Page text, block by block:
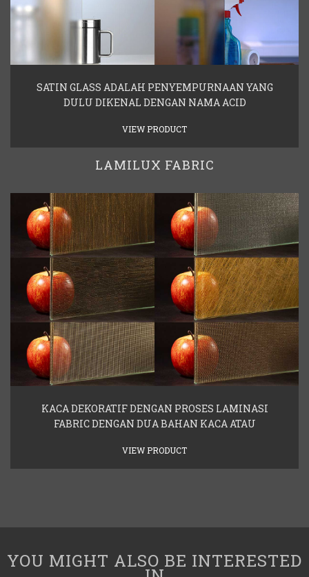
SATIN GLASS ADALAH PENYEMPURNAAN YANG
DULU DIKENAL DENGAN NAMA ACID
VIEW PRODUCT
LAMILUX FABRIC
KACA DEKORATIF DENGAN PROSES LAMINASI
FABRIC DENGAN DUA BAHAN KACA ATAU
VIEW PRODUCT
YOU MIGHT ALSO BE INTERESTED